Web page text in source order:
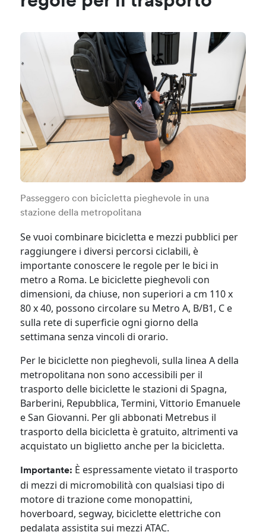
Passeggero con bicicletta pieghevole in una
stazione della metropolitana
Se vuoi combinare bicicletta e mezzi pubblici per
raggiungere i diversi percorsi ciclabili, è
importante conoscere le regole per le bici in
metro a Roma. Le biciclette pieghevoli con
dimensioni, da chiuse, non superiori a cm 110 x
80 x 40, possono circolare su Metro A, B/B1, C e
sulla rete di superficie ogni giorno della
settimana senza vincoli di orario.
Per le biciclette non pieghevoli, sulla linea A della
metropolitana non sono accessibili per il
trasporto delle biciclette le stazioni di Spagna,
Barberini, Repubblica, Termini, Vittorio Emanuele
e San Giovanni. Per gli abbonati Metrebus il
trasporto della bicicletta è gratuito, altrimenti va
acquistato un biglietto anche per la bicicletta.
Importante: È espressamente vietato il trasporto
di mezzi di micromobilità con qualsiasi tipo di
motore di trazione come monopattini,
hoverboard, segway, biciclette elettriche con
pedalata assistita sui mezzi ATAC.